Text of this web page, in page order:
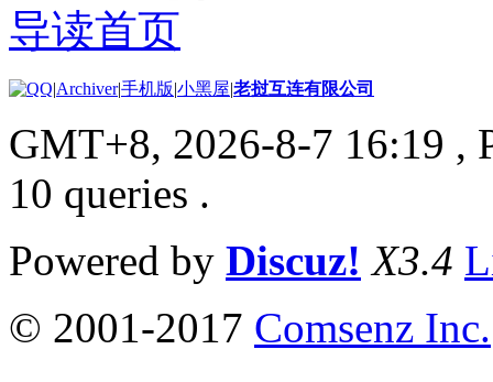
导读首页
|Archiver|手机版|小黑屋|老挝互连有限公司
GMT+8, 2026-8-7 16:19 ,
10 queries .
Powered by Discuz! X3.4
© 2001-2017 Comsenz Inc.